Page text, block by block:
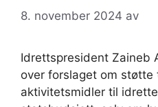
8. november 2024 av
Idrettspresident Zaineb
over forslaget om støtte
aktivitetsmidler til